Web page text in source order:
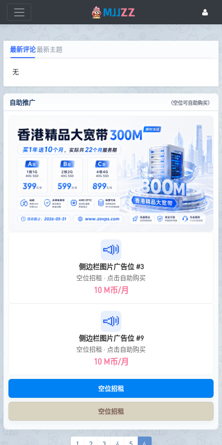
最新评论最新主题
无
自助推广 （空位可自助购买）
📣
侧边栏图片广告位 #3
空位招租 · 点击自助购买
10 M币/月
📣
侧边栏图片广告位 #9
空位招租 · 点击自助购买
10 M币/月
空位招租
空位招租